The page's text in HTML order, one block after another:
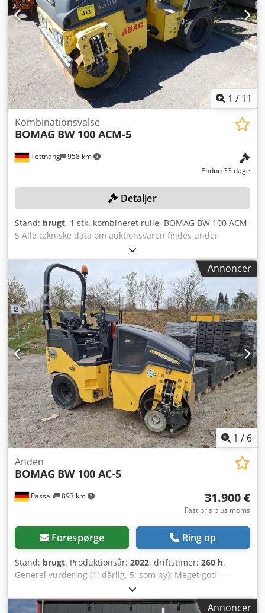
1 / 11
Tettnang 958 km
Kombinationsvalse
BOMAG BW 100 ACM-5
Endnu 33 dage
Detaljer
Stand: brugt, 1 stk. kombineret rulle, BOMAG BW 100 ACM-
5 Alle tekniske data om auktionsvaren findes under
"Dokumenter" som en PDF-fil, der kan downloades! Farve:
som afbilledet, i overensstemmelse med billederne og
eftersyn. Dcodpfx Abezqaycexsk Tilstand: brugt. Annoncer
1 / 6
Passau 893 km
Anden
BOMAG BW 100 AC-5
31.900 €
Fast pris plus moms
Forespørge Ring op
Stand: brugt, Produktionsår: 2022, driftstimer: 260 h,
Generel vurdering (1: dårlig, 5: som ny): Meget god ----
UVV-certificeret – klar til brug med det samme ca. 260
driftstimer – driftsvægt 2.400 kg – arbejdsbredde 1.000
Annoncer